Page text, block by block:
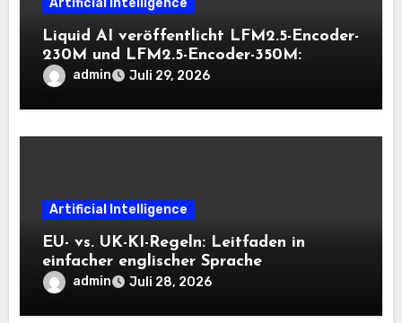
Liquid AI veröffentlicht LFM2.5-Encoder-
230M und LFM2.5-Encoder-350M:
Bidirektionale Encoder, die bei 8K-
Kontext auf der CPU schnell bleiben
admin Juli 29, 2026
Artificial Intelligence
EU- vs. UK-KI-Regeln: Leitfaden in
einfacher englischer Sprache
admin Juli 28, 2026